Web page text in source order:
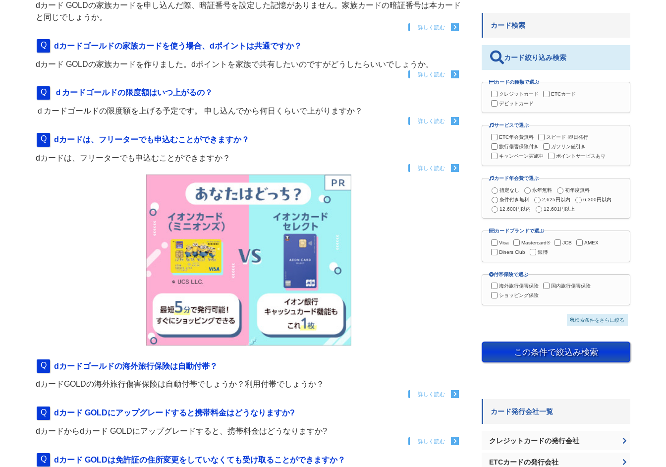
dカード GOLDの家族カードを申し込んだ際、暗証番号を設定した記憶がありません。家族カードの暗証番号は本カード
と同じでしょうか。
詳しく読む
dカードゴールドの家族カードを使う場合、dポイントは共通ですか？
dカード GOLDの家族カードを作りました。dポイントを家族で共有したいのですがどうしたらいいでしょうか。
詳しく読む
ｄカードゴールドの限度額はいつ上がるの？
ｄカードゴールドの限度額を上げる予定です。 申し込んでから何日くらいで上がりますか？
詳しく読む
dカードは、フリーターでも申込むことができますか？
dカードは、フリーターでも申込むことができますか？
詳しく読む
dカードゴールドの海外旅行保険は自動付帯？
dカードGOLDの海外旅行傷害保険は自動付帯でしょうか？利用付帯でしょうか？
詳しく読む
dカード GOLDにアップグレードすると携帯料金はどうなりますか?
dカードからdカード GOLDにアップグレードすると、携帯料金はどうなりますか?
詳しく読む
dカード GOLDは免許証の住所変更をしていなくても受け取ることができますか？
カード検索
カード絞り込み検索
カードの種類で選ぶ
クレジットカード
ETCカード
デビットカード
サービスで選ぶ
ETC年会費無料
スピード･即日発行
旅行傷害保険付き
ガソリン値引き
キャンペーン実施中
ポイントサービスあり
カード年会費で選ぶ
指定なし 永年無料
初年度無料
条件付き無料
2,625円以内
6,300円以内
12,600円以内
12,601円以上
カードブランドで選ぶ
Visa Mastercard® JCB
AMEX
Diners Club
銀聯
付帯保険で選ぶ
海外旅行傷害保険
国内旅行傷害保険
ショッピング保険
検索条件をさらに絞る
この条件で絞込み検索
カード発行会社一覧
クレジットカードの発行会社
ETCカードの発行会社